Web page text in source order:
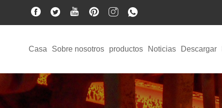
Casa Sobre nosotros productos Noticias Descargar